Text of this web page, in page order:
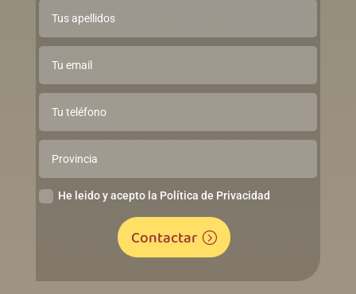
He leido y acepto la Política de Privacidad
Contactar